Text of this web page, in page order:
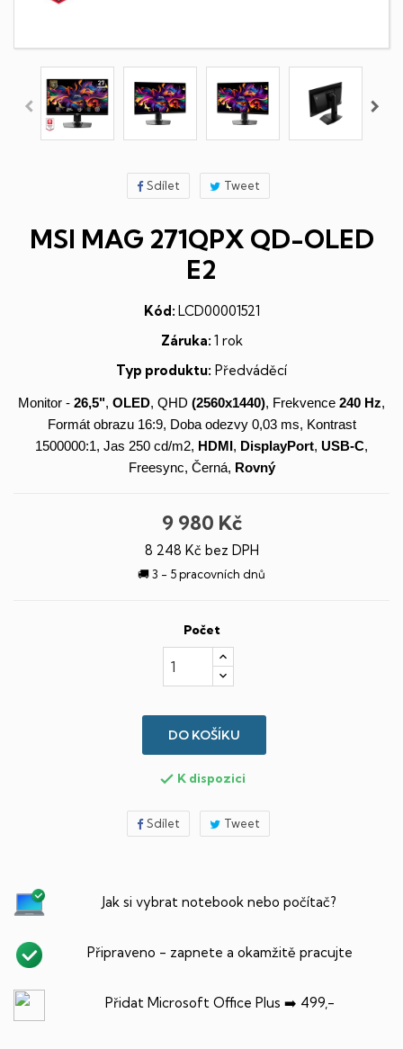
Sdílet Tweet
MSI MAG 271QPX QD-OLED
E2
Kód: LCD00001521
Záruka: 1 rok
Typ produktu: Předváděcí
Monitor - 26,5", OLED, QHD (2560x1440), Frekvence 240 Hz,
Formát obrazu 16:9, Doba odezvy 0,03 ms, Kontrast
1500000:1, Jas 250 cd/m2, HDMI , DisplayPort, USB-C,
Freesync, Černá, Rovný
9 980 Kč
8 248 Kč bez DPH
🚚 3 - 5 pracovních dnů
Počet
DO KOŠÍKU
 K dispozici
Sdílet Tweet
Jak si vybrat notebook nebo počítač?
Připraveno - zapnete a okamžitě pracujte
Přidat Microsoft Office Plus ➡️ 499,-